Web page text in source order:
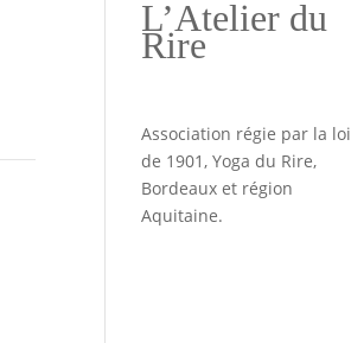
L’Atelier du
Rire
Association régie par la loi
de 1901, Yoga du Rire,
Bordeaux et région
Aquitaine.